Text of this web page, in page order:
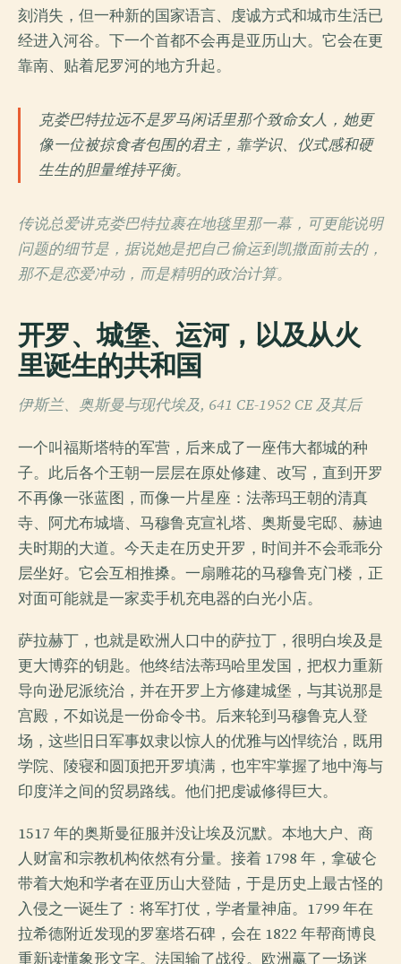
刻消失，但一种新的国家语言、虔诚方式和城市生活已
经进入河谷。下一个首都不会再是亚历山大。它会在更
靠南、贴着尼罗河的地方升起。
克娄巴特拉远不是罗马闲话里那个致命女人，她更
像一位被掠食者包围的君主，靠学识、仪式感和硬
生生的胆量维持平衡。
传说总爱讲克娄巴特拉裹在地毯里那一幕，可更能说明
问题的细节是，据说她是把自己偷运到凯撒面前去的，
那不是恋爱冲动，而是精明的政治计算。
开罗、城堡、运河，以及从火
里诞生的共和国
伊斯兰、奥斯曼与现代埃及, 641 CE-1952 CE 及其后
一个叫福斯塔特的军营，后来成了一座伟大都城的种
子。此后各个王朝一层层在原处修建、改写，直到开罗
不再像一张蓝图，而像一片星座：法蒂玛王朝的清真
寺、阿尤布城墙、马穆鲁克宣礼塔、奥斯曼宅邸、赫迪
夫时期的大道。今天走在历史开罗，时间并不会乖乖分
层坐好。它会互相推搡。一扇雕花的马穆鲁克门楼，正
对面可能就是一家卖手机充电器的白光小店。
萨拉赫丁，也就是欧洲人口中的萨拉丁，很明白埃及是
更大博弈的钥匙。他终结法蒂玛哈里发国，把权力重新
导向逊尼派统治，并在开罗上方修建城堡，与其说那是
宫殿，不如说是一份命令书。后来轮到马穆鲁克人登
场，这些旧日军事奴隶以惊人的优雅与凶悍统治，既用
学院、陵寝和圆顶把开罗填满，也牢牢掌握了地中海与
印度洋之间的贸易路线。他们把虔诚修得巨大。
1517 年的奥斯曼征服并没让埃及沉默。本地大户、商
人财富和宗教机构依然有分量。接着 1798 年，拿破仑
带着大炮和学者在亚历山大登陆，于是历史上最古怪的
入侵之一诞生了：将军打仗，学者量神庙。1799 年在
拉希德附近发现的罗塞塔石碑，会在 1822 年帮商博良
重新读懂象形文字。法国输了战役。欧洲赢了一场迷